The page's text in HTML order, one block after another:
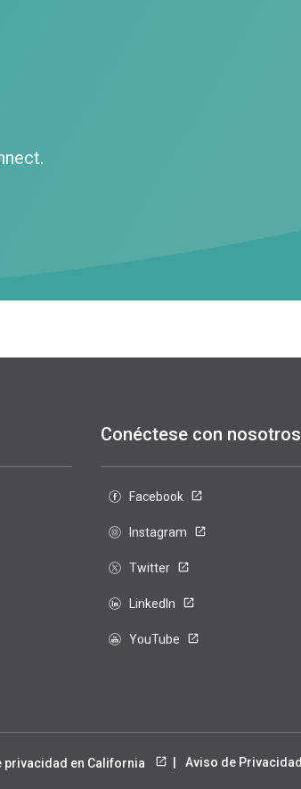
Conéctese con nosotros
Facebook
Instagram
Twitter
LinkedIn
YouTube
privacidad en California Aviso de Privacidad